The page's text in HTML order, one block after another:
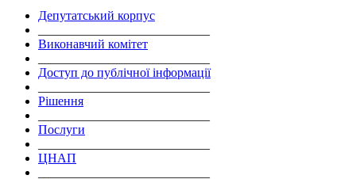
Депутатський корпус
Виконавчий комітет
Доступ до публічної інформації
Рішення
Послуги
ЦНАП